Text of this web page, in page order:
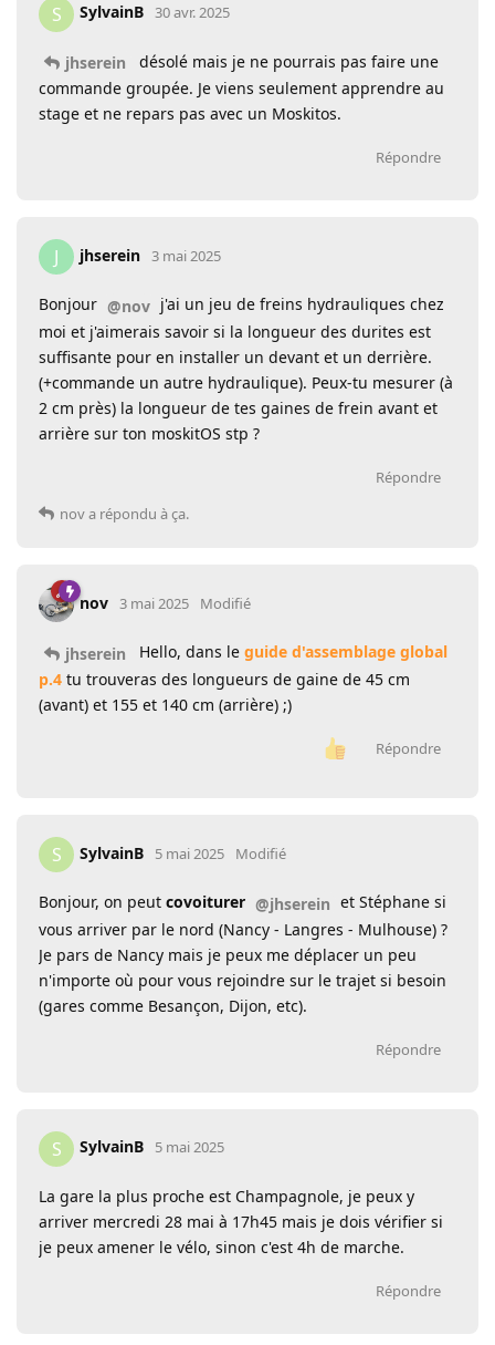
S SylvainB 30 avr. 2025
jhserein
désolé mais je ne pourrais pas faire une
commande groupée. Je viens seulement apprendre au
stage et ne repars pas avec un Moskitos.
Répondre
J jhserein 3 mai 2025
Bonjour @nov j'ai un jeu de freins hydrauliques chez
moi et j'aimerais savoir si la longueur des durites est
suffisante pour en installer un devant et un derrière.
(+commande un autre hydraulique). Peux-tu mesurer (à
2 cm près) la longueur de tes gaines de frein avant et
arrière sur ton moskitOS stp ?
Répondre
nova répondu à ça.
nov 3 mai 2025 Modifié
jhserein Hello, dans le guide d'assemblage global
p.4 tu trouveras des longueurs de gaine de 45 cm
(avant) et 155 et 140 cm (arrière) ;)
Répondre
S SylvainB 5 mai 2025 Modifié
Bonjour, on peut covoiturer @jhserein et Stéphane si
vous arriver par le nord (Nancy - Langres - Mulhouse) ?
Je pars de Nancy mais je peux me déplacer un peu
n'importe où pour vous rejoindre sur le trajet si besoin
(gares comme Besançon, Dijon, etc).
Répondre
S SylvainB 5 mai 2025
La gare la plus proche est Champagnole, je peux y
arriver mercredi 28 mai à 17h45 mais je dois vérifier si
je peux amener le vélo, sinon c'est 4h de marche.
Répondre